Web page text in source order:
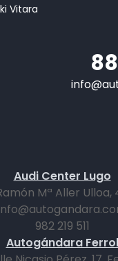
Vitara
Audi Center Lugo
Mª Aller Ulloa,
982 219 511
Autogándara Ferrol